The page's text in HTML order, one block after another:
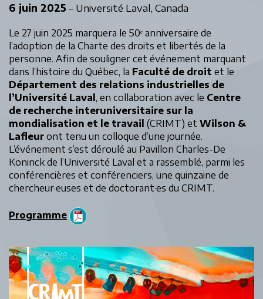
6 juin 2025 – Université Laval, Canada
Le 27 juin 2025 marquera le 50ᵉ anniversaire de
l’adoption de la Charte des droits et libertés de la
personne. Afin de souligner cet événement marquant
dans l’histoire du Québec, la Faculté de droit et le
Département des relations industrielles de
l’Université Laval, en collaboration avec le Centre
de recherche interuniversitaire sur la
mondialisation et le travail (CRIMT) et Wilson &
Lafleur ont tenu un colloque d’une journée.
L’événement s’est déroulé au Pavillon Charles-De
Koninck de l’Université Laval et a rassemblé, parmi les
conférencières et conférenciers, une quinzaine de
chercheur·euses et de doctorant·es du CRIMT.
Programme